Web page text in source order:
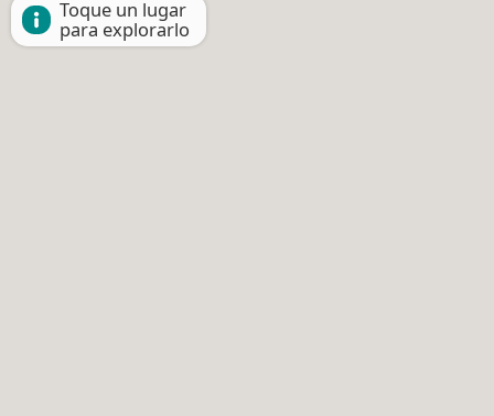
Toque un lugar
para explorarlo